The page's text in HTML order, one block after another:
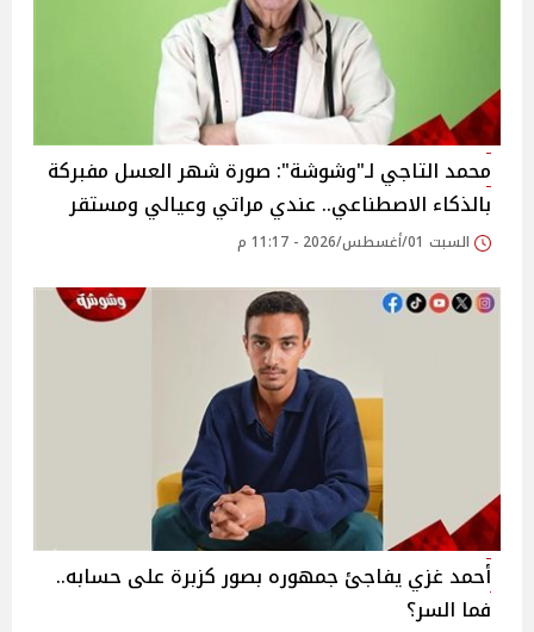
محمد التاجي لـ"وشوشة": صورة شهر العسل مفبركة
بالذكاء الاصطناعي.. عندي مراتي وعيالي ومستقر
السبت 01/أغسطس/2026 - 11:17 م
أحمد غزي يفاجئ جمهوره بصور كزبرة على حسابه..
فما السر؟